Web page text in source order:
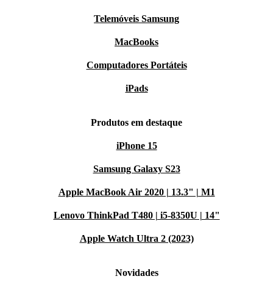
Telemóveis Samsung
MacBooks
Computadores Portáteis
iPads
Produtos em destaque
iPhone 15
Samsung Galaxy S23
Apple MacBook Air 2020 | 13.3" | M1
Lenovo ThinkPad T480 | i5-8350U | 14"
Apple Watch Ultra 2 (2023)
Novidades